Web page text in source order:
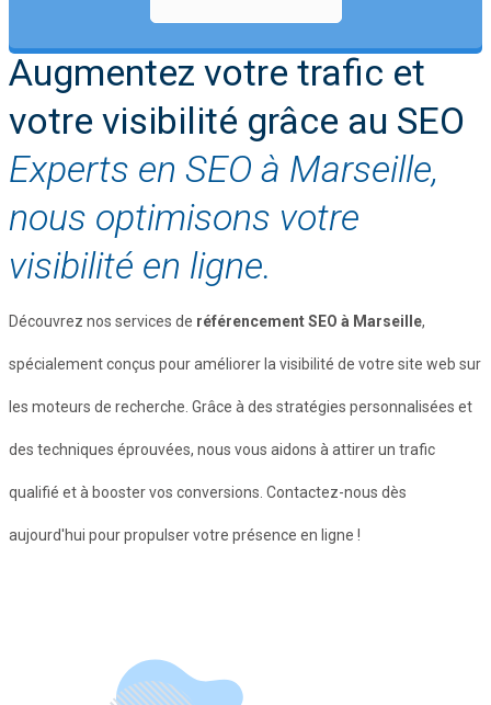
Augmentez votre trafic et
votre visibilité grâce au SEO
Experts en SEO à Marseille,
nous optimisons votre
visibilité en ligne.
Découvrez nos services de référencement SEO à Marseille,
spécialement conçus pour améliorer la visibilité de votre site web sur
les moteurs de recherche. Grâce à des stratégies personnalisées et
des techniques éprouvées, nous vous aidons à attirer un trafic
qualifié et à booster vos conversions. Contactez-nous dès
aujourd'hui pour propulser votre présence en ligne !